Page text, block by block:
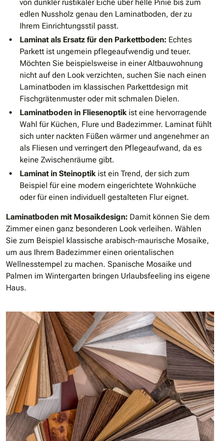
von dunkler rustikaler Eiche über helle Pinie bis zum
edlen Nussholz genau den Laminatboden, der zu
Ihrem Einrichtungsstil passt.
Laminat als Ersatz für den Parkettboden: Echtes
Parkett ist ungemein pflegeaufwendig und teuer.
Möchten Sie beispielsweise in einer Altbauwohnung
nicht auf den Look verzichten, suchen Sie nach einen
Laminatboden im klassischen Parkettdesign mit
Fischgrätenmuster oder mit schmalen Dielen.
Laminatboden in Fliesenoptik ist eine hervorragende
Wahl für Küchen, Flure und Badezimmer. Laminat fühlt
sich unter nackten Füßen wärmer und angenehmer an
als Fliesen und verringert den Pflegeaufwand, da es
keine Zwischenräume gibt.
Laminat in Steinoptik ist ein Trend, der sich zum
Beispiel für eine modern eingerichtete Wohnküche
oder für einen individuell gestalteten Flur eignet.
Laminatboden mit Mosaikdesign: Damit können Sie dem
Zimmer einen ganz besonderen Look verleihen. Wählen
Sie zum Beispiel klassische arabisch-maurische Mosaike,
um aus Ihrem Badezimmer einen orientalischen
Wellnesstempel zu machen. Spanische Mosaike und
Palmen im Wintergarten bringen Urlaubsfeeling ins eigene
Haus.